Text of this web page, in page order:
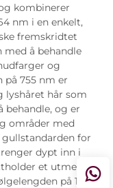
kombinerer
nm i en enkelt,
fremskridtet
å behandle
og
på 755 nm er
hår som
behandle, og er
områder med
for
dypt inn i
et utmerket
på 1064